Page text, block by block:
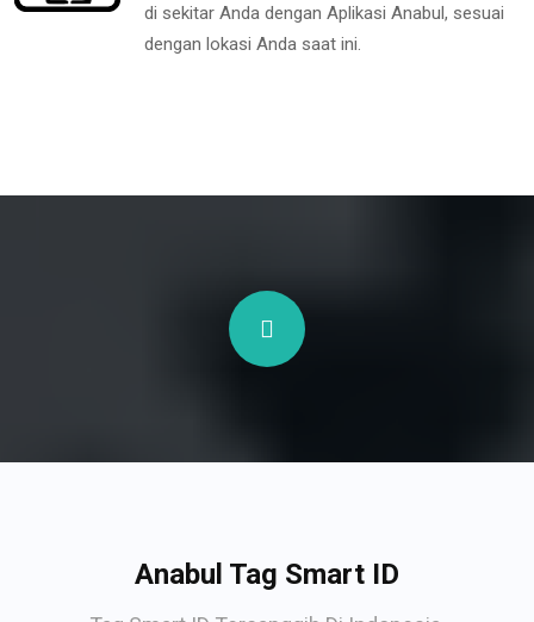
di sekitar Anda dengan Aplikasi Anabul, sesuai
dengan lokasi Anda saat ini.
Anabul Tag Smart ID